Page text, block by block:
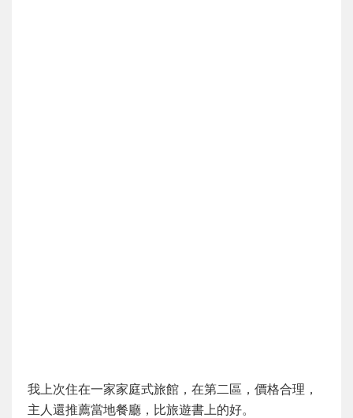
我上次住在一家家庭式旅館，在第二區，價格合理，
主人還推薦當地餐廳，比旅遊書上的好。